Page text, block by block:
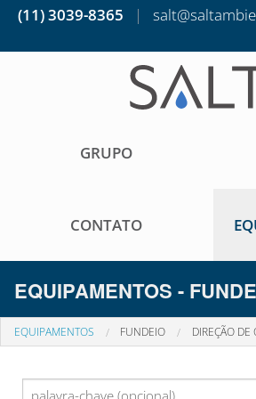
(11) 3039-8365 |
GRUPO
CONTATO
EQUIPAMENTOS -
EQUIPAMENTOS FUNDEIO DIREÇÃO DE